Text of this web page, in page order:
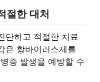
절한 대처
단하고 적절한 치료
은 항바이러스제를
증 발생을 예방할 수